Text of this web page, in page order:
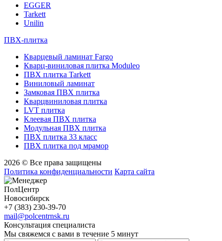
EGGER
Tarkett
Unilin
ПВХ-плитка
Кварцевый ламинат Fargo
Кварц-виниловая плитка Moduleo
ПВХ плитка Tarkett
Виниловый ламинат
Замковая ПВХ плитка
Кварцвиниловая плитка
LVT плитка
Клеевая ПВХ плитка
Модульная ПВХ плитка
ПВХ плитка 33 класс
ПВХ плитка под мрамор
2026 © Все права защищены
Политика конфиденциальности Карта сайта
ПолЦентр
Новосибирск
+7 (383) 230-39-70
mail@polcentrnsk.ru
Консультация специалиста
Мы свяжемся с вами в течение 5 минут